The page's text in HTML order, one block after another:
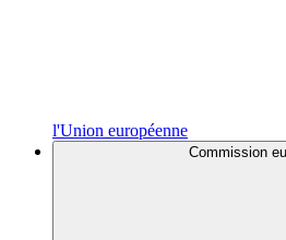
l'Union européenne
Commission